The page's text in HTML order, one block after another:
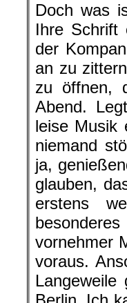
Doch was
Ihre Schrift
der
an zu
zu öffnen,
Abend.
leise Musik
niemand
ja,
glauben,
erstens
vornehmer
voraus.